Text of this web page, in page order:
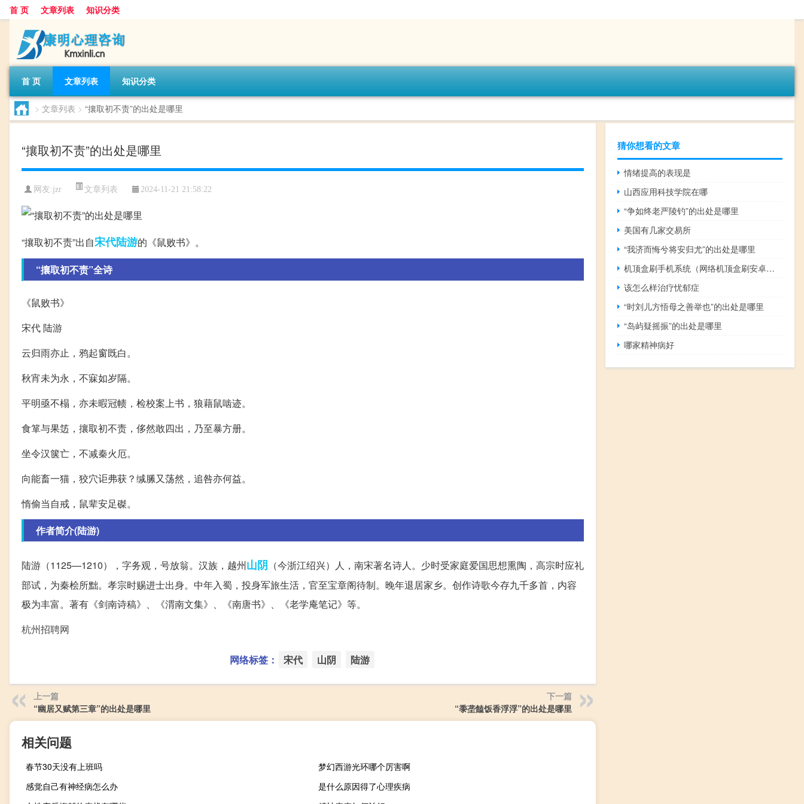
首 页 文章列表 知识分类
首 页 文章列表 知识分类
> 文章列表 > “攘取初不责”的出处是哪里
“攘取初不责”的出处是哪里
网友:jzr 文章列表 2024-11-21 21:58:22
“攘取初不责”出自宋代陆游的《鼠败书》。
“攘取初不责”全诗
《鼠败书》
宋代 陆游
云归雨亦止，鸦起窗既白。
秋宵未为永，不寐如岁隔。
平明亟不榻，亦未暇冠帻，检校案上书，狼藉鼠啮迹。
食箪与果笾，攘取初不责，侈然敢四出，乃至暴方册。
坐令汉箧亡，不减秦火厄。
向能畜一猫，狡穴讵弗获？缄縢又荡然，追咎亦何益。
惰偷当自戒，鼠辈安足磔。
作者简介(陆游)
陆游（1125—1210），字务观，号放翁。汉族，越州山阴 （今浙江绍兴）人，南宋著名诗人。少时受家庭爱国思想熏陶，高宗时应礼
部试，为秦桧所黜。孝宗时赐进士出身。中年入蜀，投身军旅生活，官至宝章阁待制。晚年退居家乡。创作诗歌今存九千多首，内容
极为丰富。著有《剑南诗稿》、《渭南文集》、《南唐书》、《老学庵笔记》等。
杭州招聘网
网络标签： 宋代 山阴 陆游
上一篇
“幽居又赋第三章”的出处是哪里
下一篇
“黍垄饁饭香浮浮”的出处是哪里
相关问题
春节30天没有上班吗
梦幻西游光环哪个厉害啊
感觉自己有神经病怎么办
是什么原因得了心理疾病
猜你想看的文章
情绪提高的表现是
山西应用科技学院在哪
“争如终老严陵钓”的出处是哪里
美国有几家交易所
“我济而悔兮将安归尤”的出处是哪里
机顶盒刷手机系统（网络机顶盒刷安卓系统）
该怎么样治疗忧郁症
“时刘儿方悟母之善举也”的出处是哪里
“岛屿疑摇振”的出处是哪里
哪家精神病好